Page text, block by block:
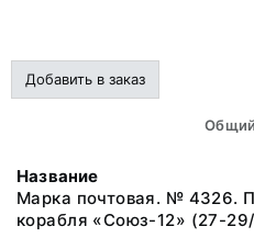
Добавить в заказ
Название
Марка почтовая. № 4326.
корабля «Союз-12» (27-